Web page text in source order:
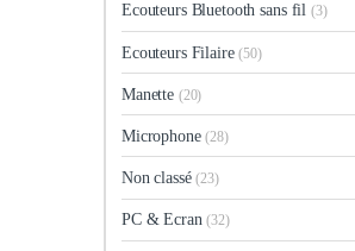
Ecouteurs Bluetooth sans fil (3)
Ecouteurs Filaire(50)
Manette (20)
Microphone(28)
Non classé(23)
PC & Ecran(32)